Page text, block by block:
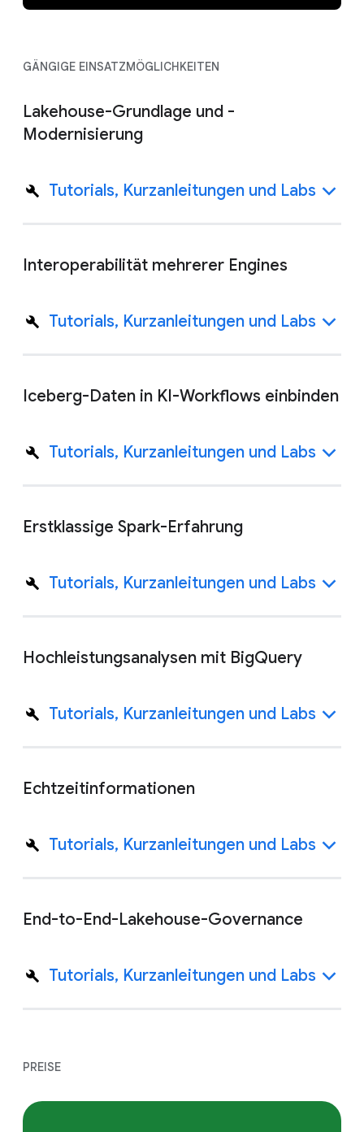
GÄNGIGE EINSATZMÖGLICHKEITEN
Lakehouse-Grundlage und -
Modernisierung
Tutorials, Kurzanleitungen und Labs
Interoperabilität mehrerer Engines
Tutorials, Kurzanleitungen und Labs
Iceberg-Daten in KI-Workflows einbinden
Tutorials, Kurzanleitungen und Labs
Erstklassige Spark-Erfahrung
Tutorials, Kurzanleitungen und Labs
Hochleistungsanalysen mit BigQuery
Tutorials, Kurzanleitungen und Labs
Echtzeitinformationen
Tutorials, Kurzanleitungen und Labs
End-to-End-Lakehouse-Governance
Tutorials, Kurzanleitungen und Labs
PREISE